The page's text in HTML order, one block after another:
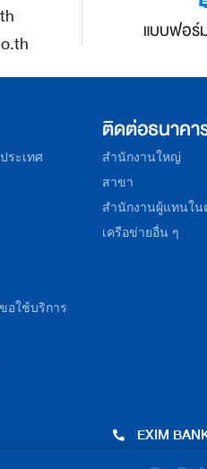
แบบฟอร์
ระเทศ
อใช้บริการ
ติดต่อธนาคา
สำนักงานใหญ่
สาขา
สำนักงานผู้แทนใน
เครือข่ายอื่น ๆ
EXIM